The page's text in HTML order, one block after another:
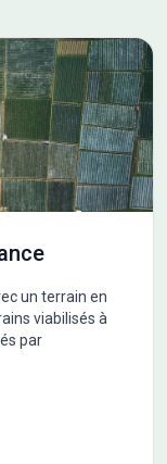
un terrain en
viabilisés à
par